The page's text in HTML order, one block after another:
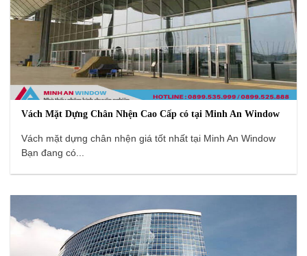
Vách Mặt Dựng Chân Nhện Cao Cấp có tại Minh An Window
Vách mặt dựng chân nhện giá tốt nhất tại Minh An Window
Bạn đang có...